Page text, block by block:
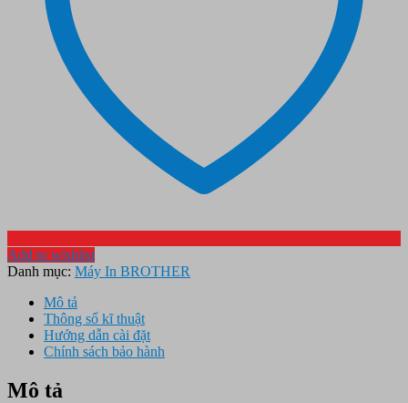
Add to wishlist
Danh mục: Máy In BROTHER
Mô tả
Thông số kĩ thuật
Hướng dẫn cài đặt
Chính sách bảo hành
Mô tả